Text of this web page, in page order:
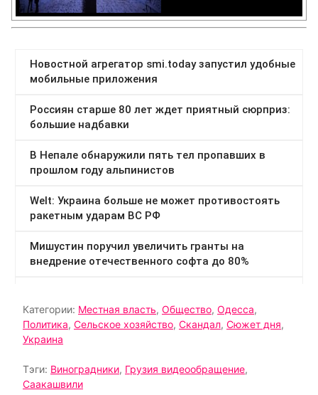
Категории: Местная власть, Общество, Одесса,
Политика, Сельское хозяйство, Скандал, Сюжет дня,
Украина
Тэги: Виноградники, Грузия видеообращение,
Саакашвили